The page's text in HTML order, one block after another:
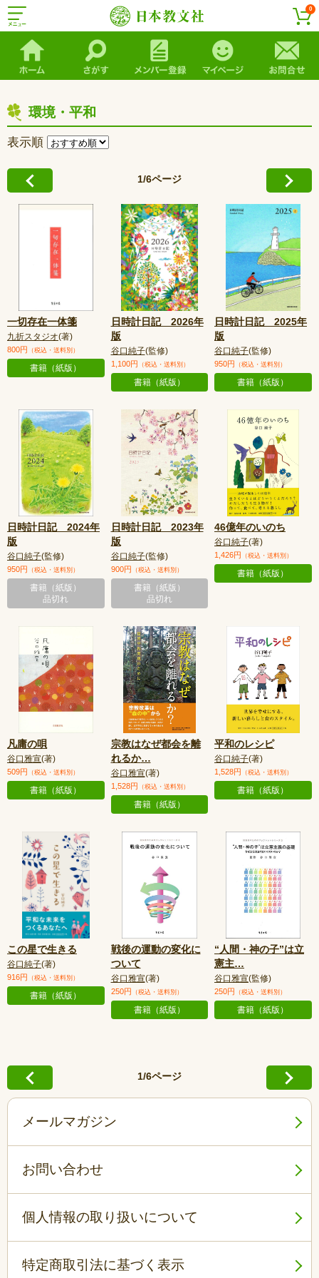
0
環境・平和
表示順
1/6ページ
一切存在一体箋
九折スタジオ(著)
800円 （税込・送料別）
書籍（紙版）
日時計日記 2026年
版
谷口純子(監修)
1,100円 （税込・送料別）
書籍（紙版）
日時計日記 2025年
版
谷口純子(監修)
950円 （税込・送料別）
書籍（紙版）
日時計日記 2024年
版
谷口純子(監修)
950円 （税込・送料別）
書籍（紙版）
品切れ
日時計日記 2023年
版
谷口純子(監修)
900円 （税込・送料別）
書籍（紙版）
品切れ
46億年のいのち
谷口純子(著)
1,426円 （税込・送料別）
書籍（紙版）
凡庸の唄
谷口雅宣(著)
509円 （税込・送料別）
書籍（紙版）
宗教はなぜ都会を離
れるか…
谷口雅宣(著)
1,528円 （税込・送料別）
書籍（紙版）
平和のレシピ
谷口純子(著)
1,528円 （税込・送料別）
書籍（紙版）
この星で生きる
谷口純子(著)
916円 （税込・送料別）
書籍（紙版）
戦後の運動の変化に
ついて
谷口雅宣(著)
250円 （税込・送料別）
書籍（紙版）
“人間・神の子”は立
憲主…
谷口雅宣(監修)
250円 （税込・送料別）
書籍（紙版）
1/6ページ
メールマガジン
お問い合わせ
個人情報の取り扱いについて
特定商取引法に基づく表示